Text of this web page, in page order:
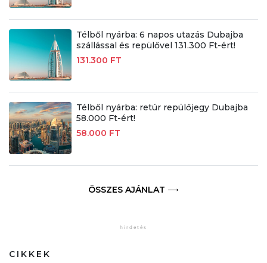
Télből nyárba: 6 napos utazás Dubajba
szállással és repülővel 131.300 Ft-ért!
131.300 FT
Télből nyárba: retúr repülőjegy Dubajba
58.000 Ft-ért!
58.000 FT
ÖSSZES AJÁNLAT
CIKKEK